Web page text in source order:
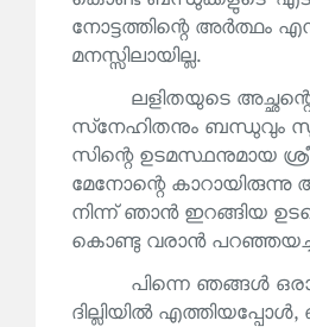
നോട്ടത്തിന്റെ അർത്ഥം
മനസ്സിലായില്ല.
ലളിതയുടെ അച്ഛന്റെ
സ്‌നേഹിതനും ബന്ധുവും
സിന്റെ ഉടമസ്ഥനുമായ
മേനോന്റെ
നിന്ന് ഞാൻ ഇറങ്ങിയ
കൊണ്ടു വരാൻ
പിന്നെ ഞങ്ങൾ
ദില്ലിയിൽ